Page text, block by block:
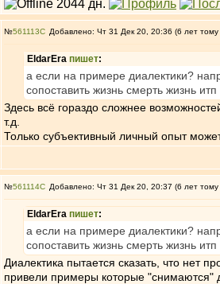
№561113 Добавлено: Чт 31 Дек 20, 20:36 (6 лет тому
EldarEra пишет:
а если на примере диалектики?
сопоставить жизнь смерть жизнь итп
Здесь всё гораздо сложнее
т.д.
Только субъективный личный опыт
№561114 Добавлено: Чт 31 Дек 20, 20:37 (6 лет тому
EldarEra пишет:
а если на примере диалектики?
сопоставить жизнь смерть жизнь итп
Диалектика пытается сказать, что нет
привели примеры которые "снимаются"